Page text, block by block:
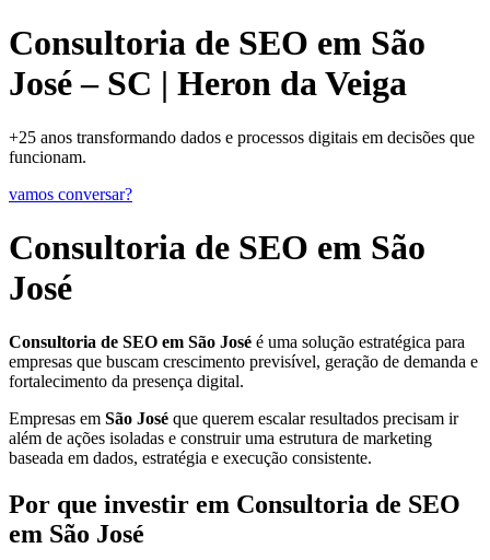
Consultoria de SEO em São
José – SC | Heron da Veiga
+25 anos transformando dados e processos digitais em decisões que
funcionam.
vamos conversar?
Consultoria de SEO em São
José
Consultoria de SEO em São José é uma solução estratégica para
empresas que buscam crescimento previsível, geração de demanda e
fortalecimento da presença digital.
Empresas em São José que querem escalar resultados precisam ir
além de ações isoladas e construir uma estrutura de marketing
baseada em dados, estratégia e execução consistente.
Por que investir em Consultoria de SEO
em São José